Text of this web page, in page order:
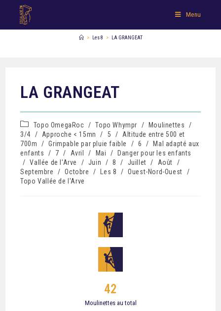
Menu
> Les 8 > LA GRANGEAT
LA GRANGEAT
Topo OmegaRoc / Topo Whympr / Moulinettes
/
3/4
/ Approche < 15mn / 5 /
Altitude entre 500 et
700m
/ Grimpable par pluie faible / 6 /
Mal adapté aux
enfants
/ 7 / Avril / Mai /
Danger pour les enfants
/ Vallée de l'Arve / Juin / 8 / Juillet / Août
/
Septembre
/ Octobre / Les 8 / Ouest-Nord-Ouest
/
Topo Vallée de l'Arve
Moulinettes au total
42